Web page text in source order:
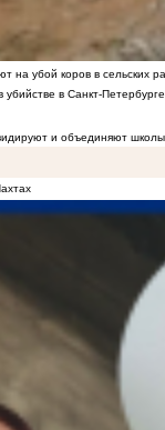
на убой коров в сельских
в Санкт-Петербурге
и объединяют